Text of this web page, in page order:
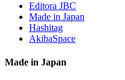
Editora JBC
Made in Japan
Hashitag
AkibaSpace
Made in Japan